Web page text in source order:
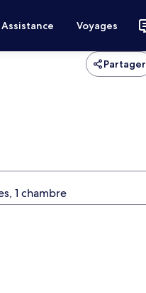
Assistance Voyages
Partager